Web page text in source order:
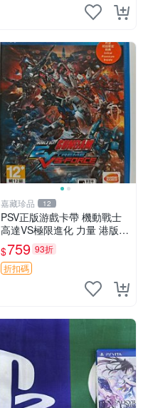
嘉藏珍品 12
PSV正版游戲卡帶 機動戰士
高達VS極限進化 力量 港版中
文 盒裝全新未開封，支持所
有日版，港版或其他地區的P
SV游戲機主機，（除外），
$759 93折
折扣碼